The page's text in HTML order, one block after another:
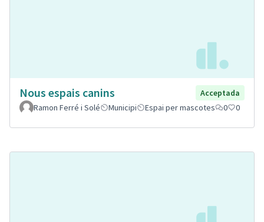
Nous espais canins
Acceptada
Ramon Ferré i Solé
Municipi Espai per mascotes 0 0